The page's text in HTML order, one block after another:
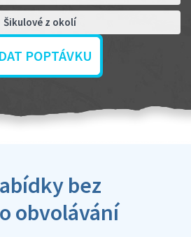
Šikulové z okolí
POPTÁVKU
bez
obvolávání